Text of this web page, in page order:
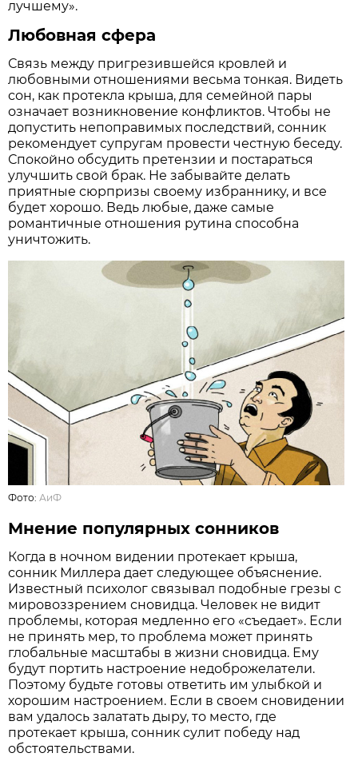
лучшему».
Любовная сфера
Связь между пригрезившейся кровлей и
любовными отношениями весьма тонкая. Видеть
сон, как протекла крыша, для семейной пары
означает возникновение конфликтов. Чтобы не
допустить непоправимых последствий, сонник
рекомендует супругам провести честную беседу.
Спокойно обсудить претензии и постараться
улучшить свой брак. Не забывайте делать
приятные сюрпризы своему избраннику, и все
будет хорошо. Ведь любые, даже самые
романтичные отношения рутина способна
уничтожить.
Фото: АиФ
Мнение популярных сонников
Когда в ночном видении протекает крыша,
сонник Миллера дает следующее объяснение.
Известный психолог связывал подобные грезы с
мировоззрением сновидца. Человек не видит
проблемы, которая медленно его «съедает». Если
не принять мер, то проблема может принять
глобальные масштабы в жизни сновидца. Ему
будут портить настроение недоброжелатели.
Поэтому будьте готовы ответить им улыбкой и
хорошим настроением. Если в своем сновидении
вам удалось залатать дыру, то место, где
протекает крыша, сонник сулит победу над
обстоятельствами.